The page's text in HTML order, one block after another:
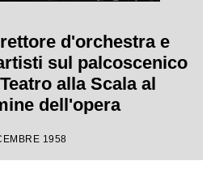
d'orchestra e
sul palcoscenico
alla Scala al
dell'opera
diretta da
1958